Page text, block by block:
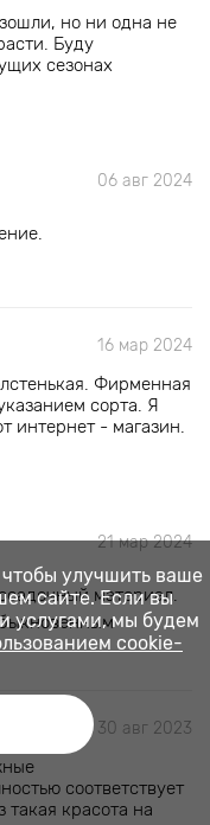
но ни одна не
Буду
сезонах
06 авг 2024
16 мар 2024
Фирменная
сорта. Я
интернет - магазин.
21 мар 2024
материал.
30 авг 2023
соответствует
такая красота на
улучшить ваше
сайте. Если вы
услугами, мы будем
cookie-